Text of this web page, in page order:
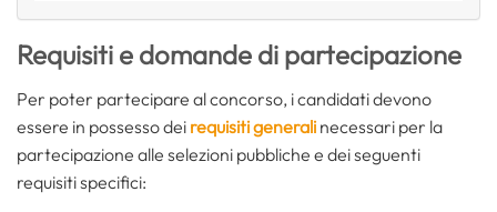
Requisiti e domande di partecipazione
Per poter partecipare al concorso, i candidati devono
essere in possesso dei requisiti generali necessari per la
partecipazione alle selezioni pubbliche e dei seguenti
requisiti specifici: